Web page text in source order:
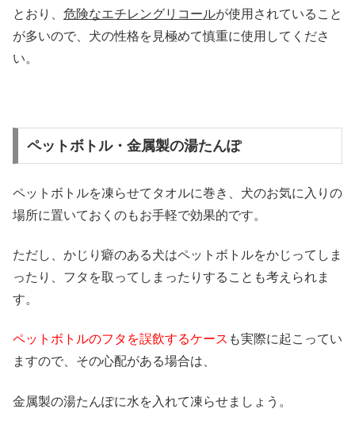
とおり、 危険なエチレングリコールが使用されていること
が多いので、犬の性格を見極めて慎重に使用してくださ
い。
ペットボトル・金属製の湯たんぽ
ペットボトルを凍らせてタオルに巻き、犬のお気に入りの
場所に置いておくのもお手軽で効果的です。
ただし、かじり癖のある犬はペットボトルをかじってしま
ったり、フタを取ってしまったりすることも考えられま
す。
ペットボトルのフタを誤飲するケース も実際に起こってい
ますので、その心配がある場合は、
金属製の湯たんぽに水を入れて凍らせましょう。